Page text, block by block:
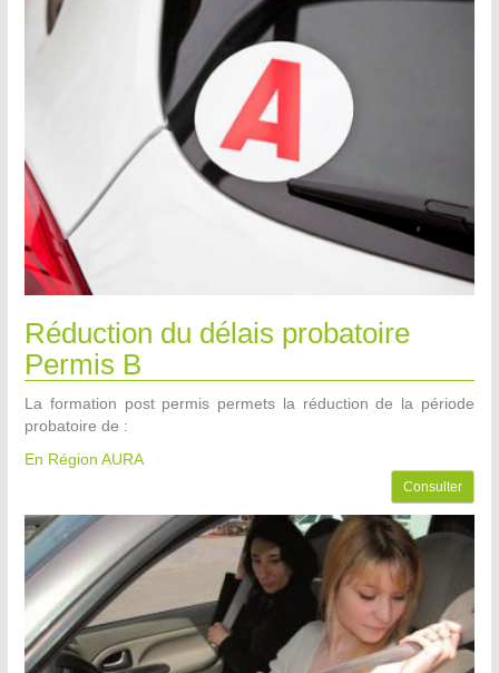
Réduction du délais probatoire
Permis B
La formation post permis permets la réduction de la période
probatoire de :
En Région AURA
Consulter